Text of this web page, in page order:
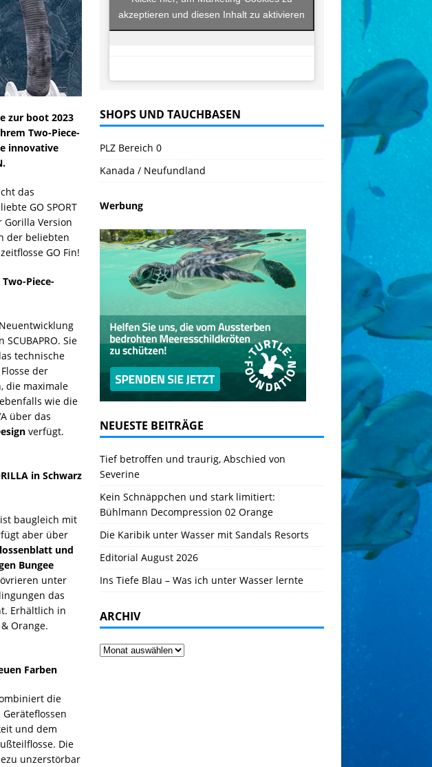
zur boot 2023
Two-Piece-
innovative
das
GO SPORT
Gorilla Version
der beliebten
GO Fin!
Two-Piece-
SCUBAPRO. Sie
technische
der
die maximale
wie die
über das
verfügt.
in Schwarz
baugleich mit
aber über
und
Bungee
unter
das
Erhältlich in
Orange.
Farben
die
und dem
Die
unzerstörbar
akzeptieren und diesen Inhalt zu aktivieren
SHOPS UND TAUCHBASEN
PLZ Bereich 0
Kanada / Neufundland
Werbung
NEUESTE BEITRÄGE
Tief betroffen und traurig, Abschied von
Severine
Kein Schnäppchen und stark limitiert:
Bühlmann Decompression 02 Orange
Die Karibik unter Wasser mit Sandals Resorts
Editorial August 2026
Ins Tiefe Blau – Was ich unter Wasser lernte
ARCHIV